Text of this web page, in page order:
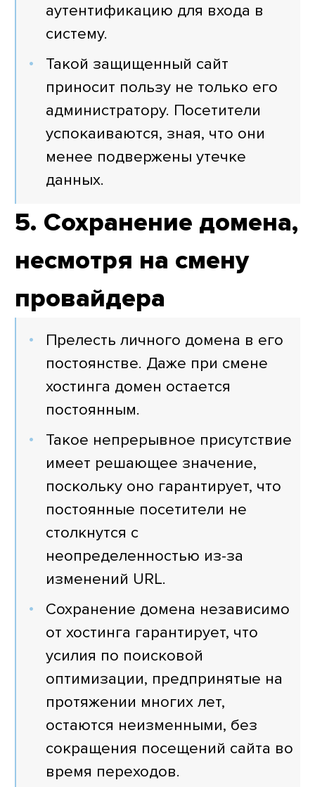
аутентификацию для входа в
систему.
Такой защищенный сайт
приносит пользу не только его
администратору. Посетители
успокаиваются, зная, что они
менее подвержены утечке
данных.
5. Сохранение домена,
несмотря на смену
провайдера
Прелесть личного домена в его
постоянстве. Даже при смене
хостинга домен остается
постоянным.
Такое непрерывное присутствие
имеет решающее значение,
поскольку оно гарантирует, что
постоянные посетители не
столкнутся с
неопределенностью из-за
изменений URL.
Сохранение домена независимо
от хостинга гарантирует, что
усилия по поисковой
оптимизации, предпринятые на
протяжении многих лет,
остаются неизменными, без
сокращения посещений сайта во
время переходов.